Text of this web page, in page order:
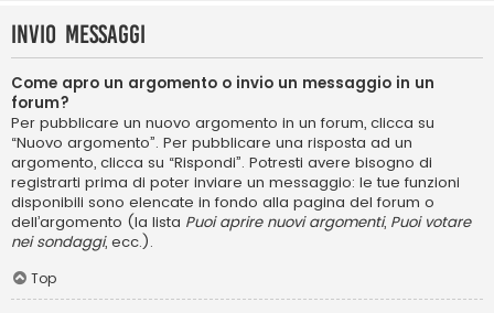
Invio Messaggi
Come apro un argomento o invio un messaggio in un
forum?
Per pubblicare un nuovo argomento in un forum, clicca su
“Nuovo argomento”. Per pubblicare una risposta ad un
argomento, clicca su “Rispondi”. Potresti avere bisogno di
registrarti prima di poter inviare un messaggio: le tue funzioni
disponibili sono elencate in fondo alla pagina del forum o
dell’argomento (la lista Puoi aprire nuovi argomenti, Puoi votare
nei sondaggi, ecc.).
Top